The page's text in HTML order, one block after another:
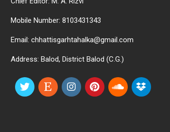
Mobile Number: 8103431343
Email: chhattisgarhtahalka@gmail.com
Address: Balod, District Balod (C.G.)